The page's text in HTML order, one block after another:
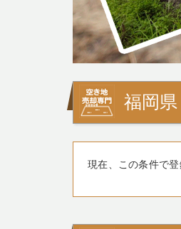
福岡
現在、この条件で